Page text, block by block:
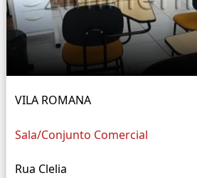
VILA ROMANA
Sala/Conjunto Comercial
Rua Clelia